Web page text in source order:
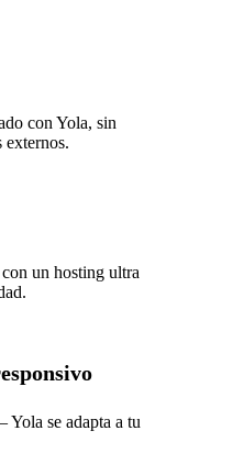
con Yola, sin
externos.
un hosting ultra
Yola se adapta a tu